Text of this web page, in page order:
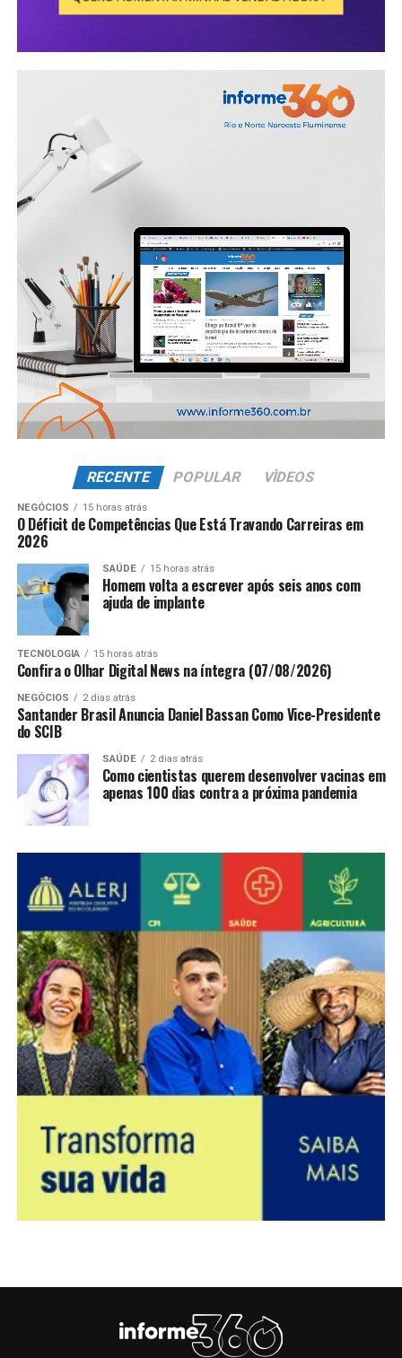
RECENTE POPULAR VÌDEOS
NEGÓCIOS 15 horas atrás
O Déficit de Competências Que Está Travando Carreiras em
2026
SAÚDE 15 horas atrás
Homem volta a escrever após seis anos com
ajuda de implante
TECNOLOGIA 15 horas atrás
Confira o Olhar Digital News na íntegra (07/08/2026)
NEGÓCIOS 2 dias atrás
Santander Brasil Anuncia Daniel Bassan Como Vice-Presidente
do SCIB
SAÚDE 2 dias atrás
Como cientistas querem desenvolver vacinas em
apenas 100 dias contra a próxima pandemia